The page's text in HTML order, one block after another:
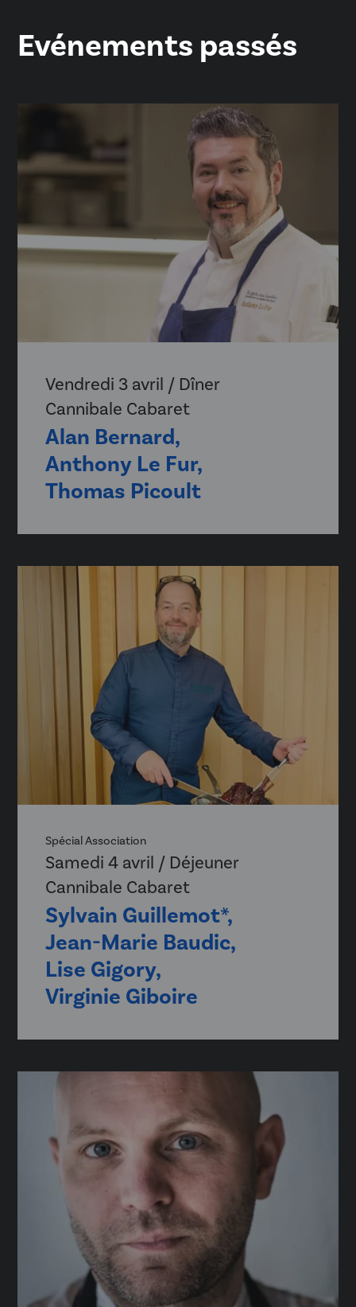
Evénements passés
Vendredi 3 avril / Dîner
Cannibale Cabaret
Alan Bernard,
Anthony Le Fur,
Thomas Picoult
Spécial Association
Samedi 4 avril / Déjeuner
Cannibale Cabaret
Sylvain Guillemot*,
Jean-Marie Baudic,
Lise Gigory,
Virginie Giboire